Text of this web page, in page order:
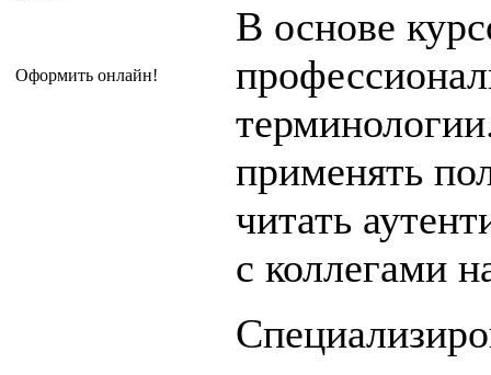
Оформить онлайн!
В основе
применять
читать
с коллегами